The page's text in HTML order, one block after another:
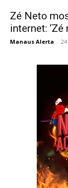
Zé Neto
internet: ‘Zé
Manaus Alerta -